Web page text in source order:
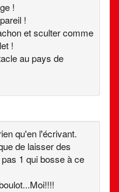
!
!
et sculter comme
!
au pays de
qu'en l'écrivant.
de laisser des
1 qui bosse à ce